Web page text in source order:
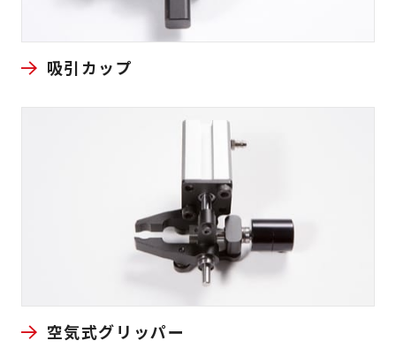
吸引カップ
空気式グリッパー